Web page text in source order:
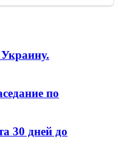
по
30 дней до